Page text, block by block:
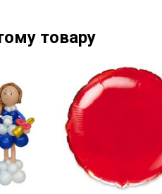
товару